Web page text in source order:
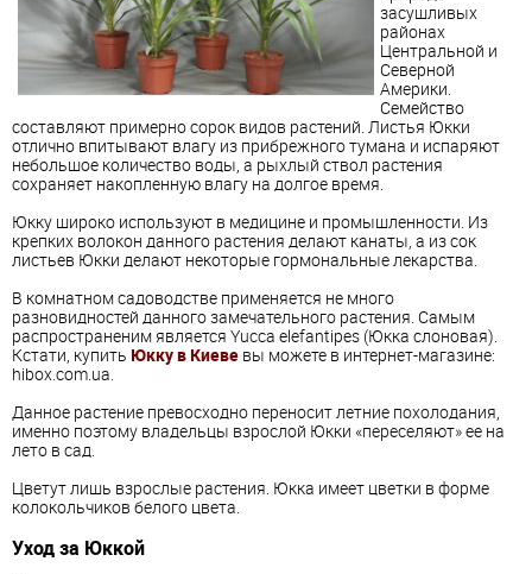
засушливых
районах
Центральной и
Северной
Америки.
Семейство
составляют примерно сорок видов растений. Листья Юкки
отлично впитывают влагу из прибрежного тумана и испаряют
небольшое количество воды, а рыхлый ствол растения
сохраняет накопленную влагу на долгое время.
Юкку широко используют в медицине и промышленности. Из
крепких волокон данного растения делают канаты, а из сок
листьев Юкки делают некоторые гормональные лекарства.
В комнатном садоводстве применяется не много
разновидностей данного замечательного растения. Самым
распространеним является Yucca elefantipes (Юкка слоновая).
Кстати, купить Юкку в Киеве вы можете в интернет-магазине:
hibox.com.ua.
Данное растение превосходно переносит летние похолодания,
именно поэтому владельцы взрослой Юкки «переселяют» ее на
лето в сад.
Цветут лишь взрослые растения. Юкка имеет цветки в форме
колокольчиков белого цвета.
Уход за Юккой